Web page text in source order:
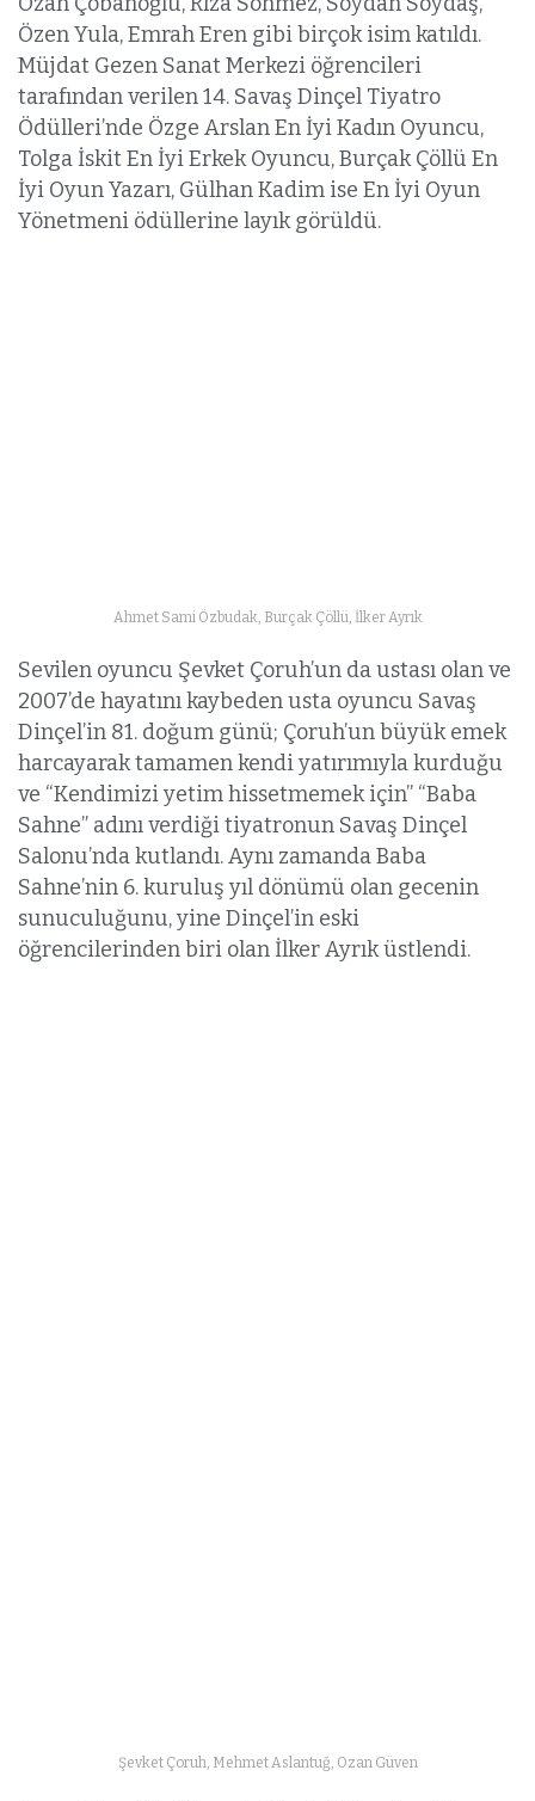
Özen Yula, Emrah Eren gibi birçok isim katıldı.
Müjdat Gezen Sanat Merkezi öğrencileri
tarafından verilen 14. Savaş Dinçel Tiyatro
Ödülleri’nde Özge Arslan En İyi Kadın Oyuncu,
Tolga İskit En İyi Erkek Oyuncu, Burçak Çöllü En
İyi Oyun Yazarı, Gülhan Kadim ise En İyi Oyun
Yönetmeni ödüllerine layık görüldü.
Ahmet Sami Özbudak, Burçak Çöllü, İlker Ayrık
Sevilen oyuncu Şevket Çoruh’un da ustası olan ve
2007’de hayatını kaybeden usta oyuncu Savaş
Dinçel’in 81. doğum günü; Çoruh’un büyük emek
harcayarak tamamen kendi yatırımıyla kurduğu
ve “Kendimizi yetim hissetmemek için” “Baba
Sahne” adını verdiği tiyatronun Savaş Dinçel
Salonu’nda kutlandı. Aynı zamanda Baba
Sahne’nin 6. kuruluş yıl dönümü olan gecenin
sunuculuğunu, yine Dinçel’in eski
öğrencilerinden biri olan İlker Ayrık üstlendi.
Şevket Çoruh, Mehmet Aslantuğ, Ozan Güven